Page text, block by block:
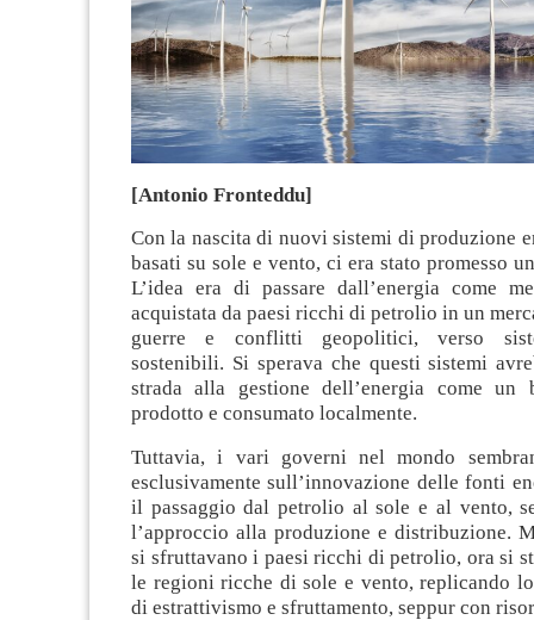
[Antonio Fronteddu]
Con la nascita di nuovi sistemi di produzione
basati su sole e vento, ci era stato promesso
L’idea era di passare dall’energia come
acquistata da paesi ricchi di petrolio in un
guerre e conflitti geopolitici, verso
sostenibili. Si sperava che questi sistemi
strada alla gestione dell’energia come un
prodotto e consumato localmente.
Tuttavia, i vari governi nel mondo
esclusivamente sull’innovazione delle fonti
il passaggio dal petrolio al sole e al vento,
l’approccio alla produzione e distribuzione.
si sfruttavano i paesi ricchi di petrolio, ora si
le regioni ricche di sole e vento, replicando
di estrattivismo e sfruttamento, seppur con